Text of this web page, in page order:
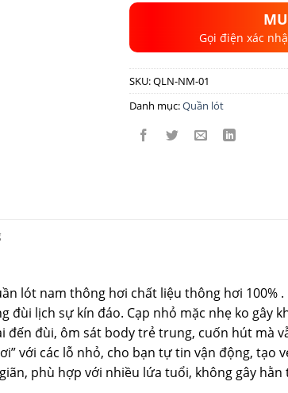
Gọi điện xác
SKU:QLN-NM-01
Danh mục:Quần lót
lót nam thông hơi chất liệu thông hơi 100% .
đùi lịch sự kín đáo. Cạp nhỏ mặc nhẹ ko gây
đến đùi, ôm sát body trẻ trung, cuốn hút mà
với các lỗ nhỏ, cho bạn tự tin vận động, tạo
phù hợp với nhiều lứa tuổi, không gây hằn